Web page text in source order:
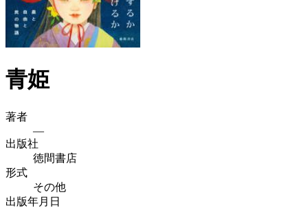
青姫
著者
—
出版社
徳間書店
形式
その他
出版年月日